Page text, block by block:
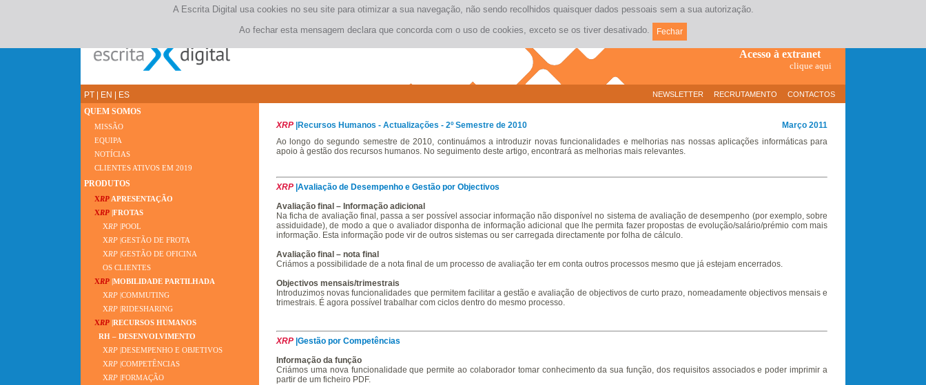
(+351) 21 381 17 10
Contacte-nos
A Escrita Digital usa cookies no seu site para otimizar a sua navegação, não sendo recolhidos quaisquer dados pessoais sem a sua autorização.
Ao fechar esta mensagem declara que concorda com o uso de cookies, exceto se os tiver desativado.
Fechar
Acesso à extranet
clique aqui
PT EN ES NEWSLETTER RECRUTAMENTO CONTACTOS
QUEM SOMOS
MISSÃO
EQUIPA
NOTÍCIAS
CLIENTES ATIVOS EM 2019
PRODUTOS
XRP APRESENTAÇÃO
XRP |FROTAS
XRP |POOL
XRP |GESTÃO DE FROTA
XRP |GESTÃO DE OFICINA
OS CLIENTES
XRP |MOBILIDADE PARTILHADA
XRP |COMMUTING
XRP |RIDESHARING
XRP |RECURSOS HUMANOS
RH – DESENVOLVIMENTO
XRP |DESEMPENHO E OBJETIVOS
XRP |COMPETÊNCIAS
XRP |FORMAÇÃO
XRP |Recursos Humanos - Actualizações - 2º Semestre de 2010
Março 2011
Ao longo do segundo semestre de 2010, continuámos a introduzir novas funcionalidades e melhorias nas nossas aplicações informáticas para
apoio à gestão dos recursos humanos. No seguimento deste artigo, encontrará as melhorias mais relevantes.
XRP |Avaliação de Desempenho e Gestão por Objectivos
Avaliação final – Informação adicional
Na ficha de avaliação final, passa a ser possível associar informação não disponível no sistema de avaliação de desempenho (por exemplo, sobre
assiduidade), de modo a que o avaliador disponha de informação adicional que lhe permita fazer propostas de evolução/salário/prémio com mais
informação. Esta informação pode vir de outros sistemas ou ser carregada directamente por folha de cálculo.
Avaliação final – nota final
Criámos a possibilidade de a nota final de um processo de avaliação ter em conta outros processos mesmo que já estejam encerrados.
Objectivos mensais/trimestrais
Introduzimos novas funcionalidades que permitem facilitar a gestão e avaliação de objectivos de curto prazo, nomeadamente objectivos mensais e
trimestrais. É agora possível trabalhar com ciclos dentro do mesmo processo.
XRP |Gestão por Competências
Informação da função
Criámos uma nova funcionalidade que permite ao colaborador tomar conhecimento da sua função, dos requisitos associados e poder imprimir a
partir de um ficheiro PDF.